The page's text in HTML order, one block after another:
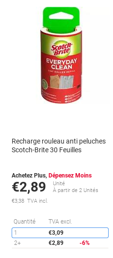
Économies
Recharge rouleau anti peluches
Scotch-Brite 30 Feuilles
Achetez Plus, Dépensez Moins
€2,89
Unité
À partir de 2 Unités
€3,38 TVA incl.
Quantité TVA excl.
1
€3,09
2+
€2,89 -6%